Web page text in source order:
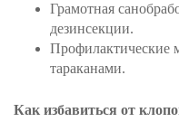
Грамотная
дезинсекции.
Профилактические
тараканами.
Как избавиться от